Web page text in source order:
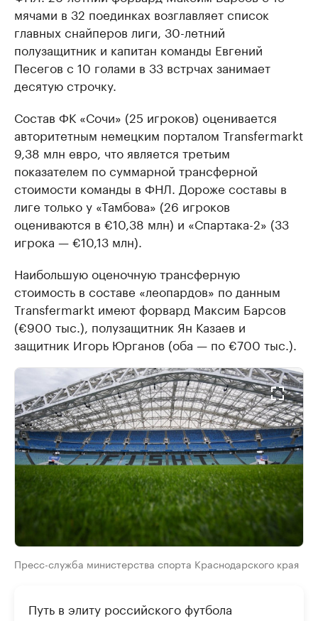
мячами в 32 поединках возглавляет список
главных снайперов лиги, 30-летний
полузащитник и капитан команды Евгений
Песегов с 10 голами в 33 встрчах занимает
десятую строчку.
Состав ФК «Сочи» (25 игроков) оценивается
авторитетным немецким порталом Transfermarkt
9,38 млн евро, что является третьим
показателем по суммарной трансферной
стоимости команды в ФНЛ. Дороже составы в
лиге только у «Тамбова» (26 игроков
оцениваются в €10,38 млн) и «Спартака-2» (33
игрока — €10,13 млн).
Наибольшую оценочную трансферную
стоимость в составе «леопардов» по данным
Transfermarkt имеют форвард Максим Барсов
(€900 тыс.), полузащитник Ян Казаев и
защитник Игорь Юрганов (оба — по €700 тыс.).
Пресс-служба министерства спорта Краснодарского края
Путь в элиту российского футбола